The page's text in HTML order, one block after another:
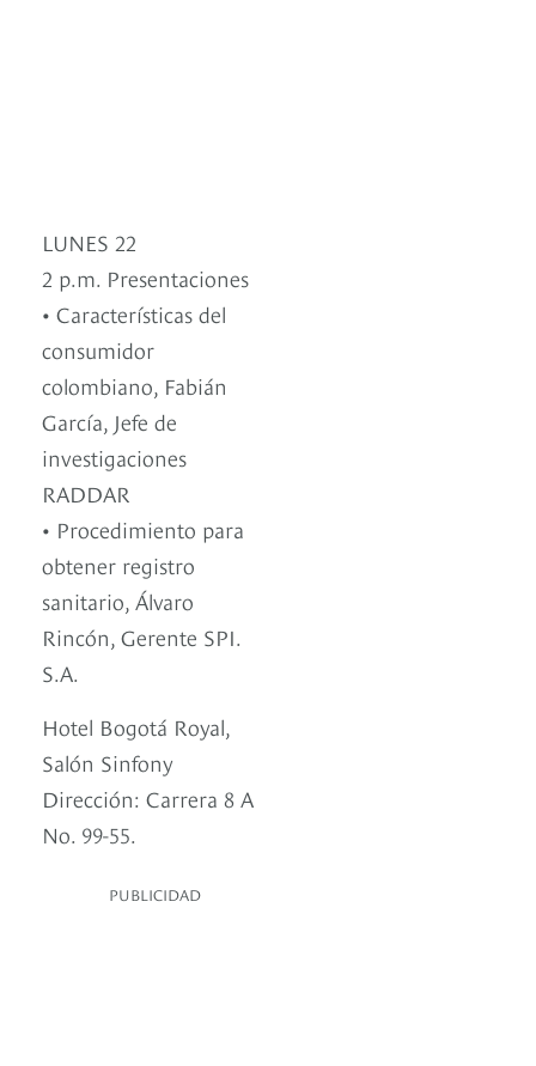
LUNES 22
2 p.m. Presentaciones
• Características del
consumidor
colombiano, Fabián
García, Jefe de
investigaciones
RADDAR
• Procedimiento para
obtener registro
sanitario, Álvaro
Rincón, Gerente SPI.
S.A.
Hotel Bogotá Royal,
Salón Sinfony
Dirección: Carrera 8 A
No. 99-55.
PUBLICIDAD